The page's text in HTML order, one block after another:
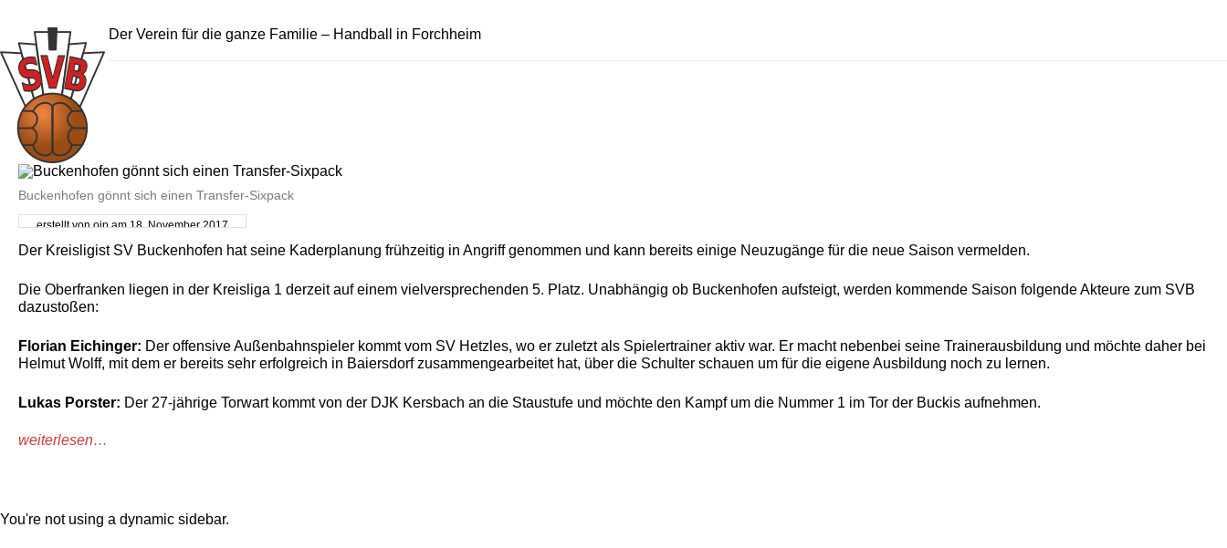
Der Verein für die ganze Familie – Handball in Forchheim
Buckenhofen gönnt sich einen Transfer-Sixpack
erstellt von oip am 18. November 2017
Der Kreisligist SV Buckenhofen hat seine Kaderplanung frühzeitig in Angriff genommen und kann bereits einige Neuzugänge für die neue Saison vermelden.
Die Oberfranken liegen in der Kreisliga 1 derzeit auf einem vielversprechenden 5. Platz. Unabhängig ob Buckenhofen aufsteigt, werden kommende Saison folgende Akteure zum SVB
dazustoßen:
Florian Eichinger: Der offensive Außenbahnspieler kommt vom SV Hetzles, wo er zuletzt als Spielertrainer aktiv war. Er macht nebenbei seine Trainerausbildung und möchte daher bei
Helmut Wolff, mit dem er bereits sehr erfolgreich in Baiersdorf zusammengearbeitet hat, über die Schulter schauen um für die eigene Ausbildung noch zu lernen.
Lukas Porster: Der 27-jährige Torwart kommt von der DJK Kersbach an die Staustufe und möchte den Kampf um die Nummer 1 im Tor der Buckis aufnehmen.
weiterlesen…
You're not using a dynamic sidebar.